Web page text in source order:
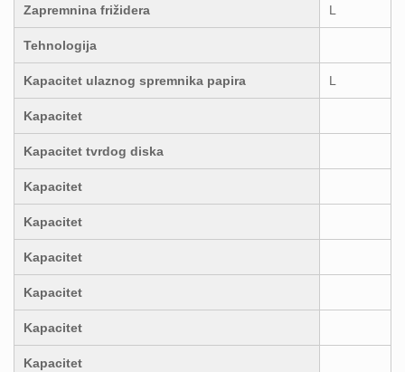
Zapremnina frižidera L
Tehnologija
Kapacitet ulaznog spremnika papira L
Kapacitet
Kapacitet tvrdog diska
Kapacitet
Kapacitet
Kapacitet
Kapacitet
Kapacitet
Kapacitet